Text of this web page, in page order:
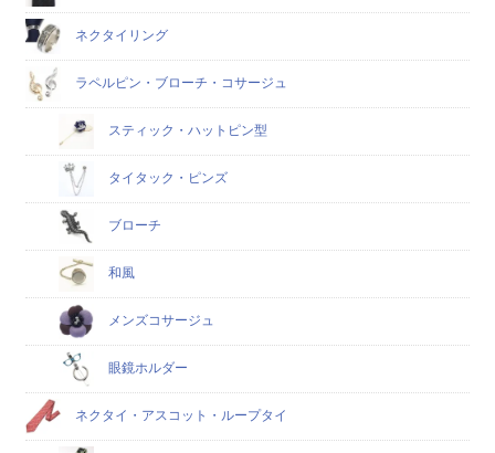
ネクタイリング
ラペルピン・ブローチ・コサージュ
スティック・ハットピン型
タイタック・ピンズ
ブローチ
和風
メンズコサージュ
眼鏡ホルダー
ネクタイ・アスコット・ループタイ